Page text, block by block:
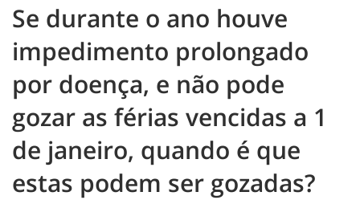
Se durante o ano houve
impedimento prolongado
por doença, e não pode
gozar as férias vencidas a 1
de janeiro, quando é que
estas podem ser gozadas?